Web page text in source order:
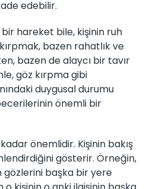
edebilir.
hareket bile, kişinin ruh
bazen rahatlık ve
bazen de alaycı bir tavır
göz kırpma gibi
duygusal durumu
önemli bir
önemlidir. Kişinin bakış
gösterir. Örneğin,
başka bir yere